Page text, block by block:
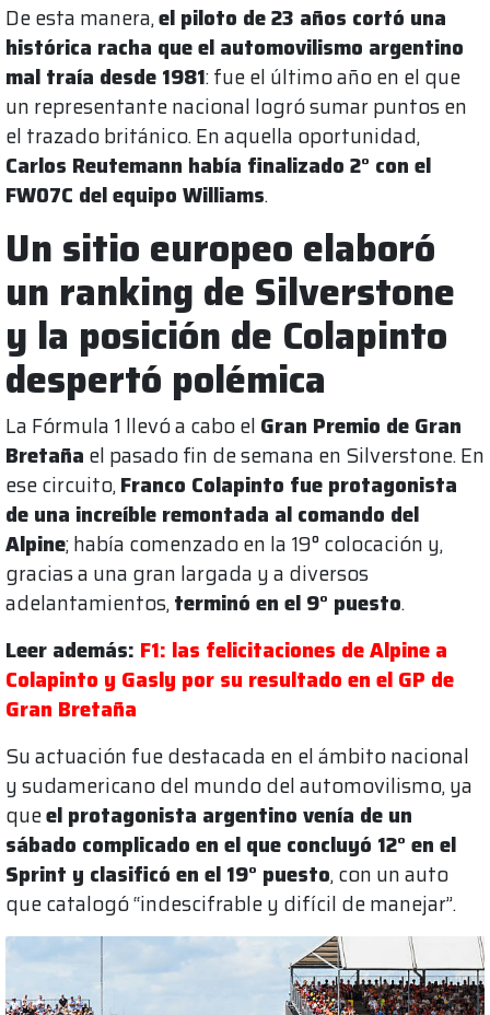
De esta manera,el piloto de 23 años cortó una
histórica racha que el automovilismo argentino
mal traía desde 1981: fue el último año en el que
un representante nacional logró sumar puntos en
el trazado británico. En aquella oportunidad,
Carlos Reutemann había finalizado 2° con el
FW07C del equipo Williams.
Un sitio europeo elaboró
un ranking de Silverstone
y la posición de Colapinto
despertó polémica
La Fórmula 1 llevó a cabo el Gran Premio de Gran
Bretaña el pasado fin de semana en Silverstone. En
ese circuito,Franco Colapinto fue protagonista
de una increíble remontada al comando del
Alpine; había comenzado en la 19° colocación y,
gracias a una gran largada y a diversos
adelantamientos,terminó en el 9° puesto.
Leer además: F1: las felicitaciones de Alpine a
Colapinto y Gasly por su resultado en el GP de
Gran Bretaña
Su actuación fue destacada en el ámbito nacional
y sudamericano del mundo del automovilismo, ya
queel protagonista argentino venía de un
sábado complicado en el que concluyó 12° en el
Sprint y clasificó en el 19° puesto, con un auto
que catalogó “indescifrable y difícil de manejar”.